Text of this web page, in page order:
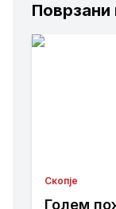
Поврзани
Скопје
Голем